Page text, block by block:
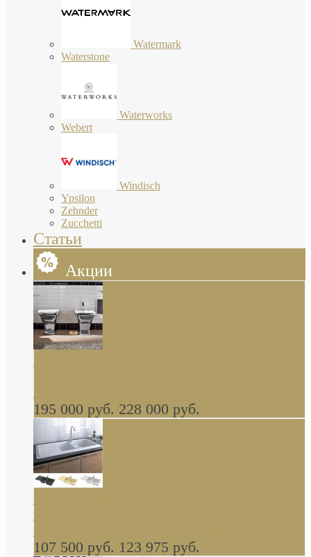
Watermark
Waterstone
Waterworks
Webert
Windisch
Ypsilon
Zehnder
Zucchetti
Статьи
Акции
Butterfly Scarabeo КОМПЛЕКТ санфаянса
глянцевая платина В НАЛИЧИИ
195 000 руб. 228 000 руб.
керамическая мойка 1160 x 510 мм белая,
серая, черная, бежевая В НАЛИЧИИ
107 500 руб. 123 975 руб.